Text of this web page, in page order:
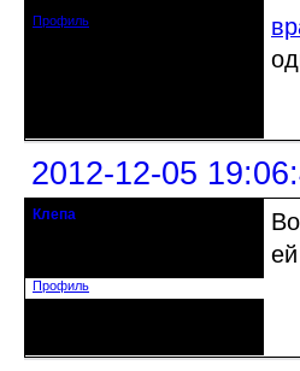
Профиль
2012-12-05
Клепа
Профиль